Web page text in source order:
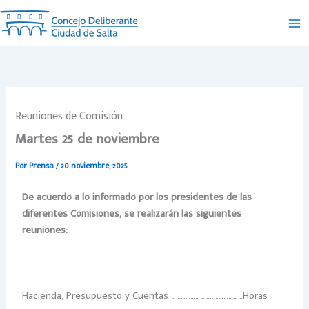
Ir
al
contenido
Reuniones de Comisión
Martes 25 de noviembre
PorPrensa/20 noviembre, 2025
De acuerdo a lo informado por los presidentes de las
diferentes Comisiones, serealizarán las siguientes
reuniones:
Hacienda, Presupuesto y Cuentas ……………………..………………Horas